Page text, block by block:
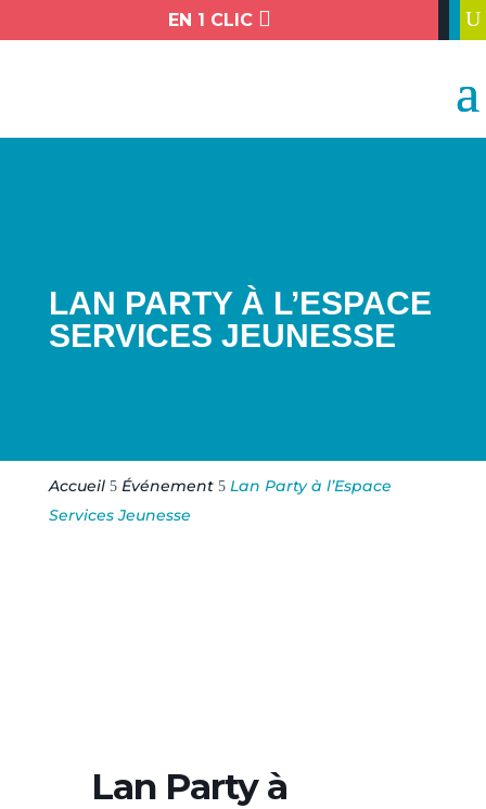
EN 1 CLIC  U
LAN PARTY À L’ESPACE
SERVICES JEUNESSE
Accueil 5 Événement 5 Lan Party à l’Espace
Services Jeunesse
Lan Party à